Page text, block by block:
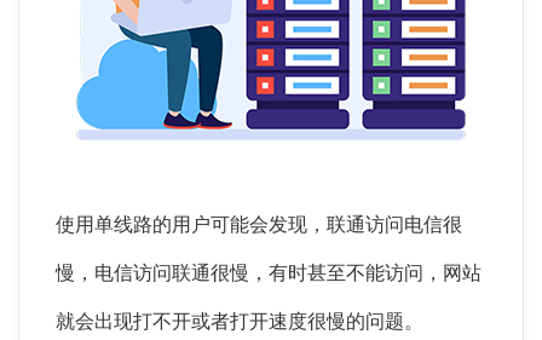
使用单线路的用户可能会发现，联通访问电信很
慢，电信访问联通很慢，有时甚至不能访问，网站
就会出现打不开或者打开速度很慢的问题。